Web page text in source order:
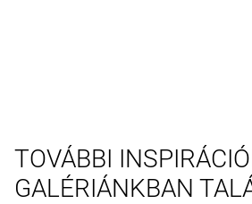
TOVÁBBI
GALÉRIÁNKBAN